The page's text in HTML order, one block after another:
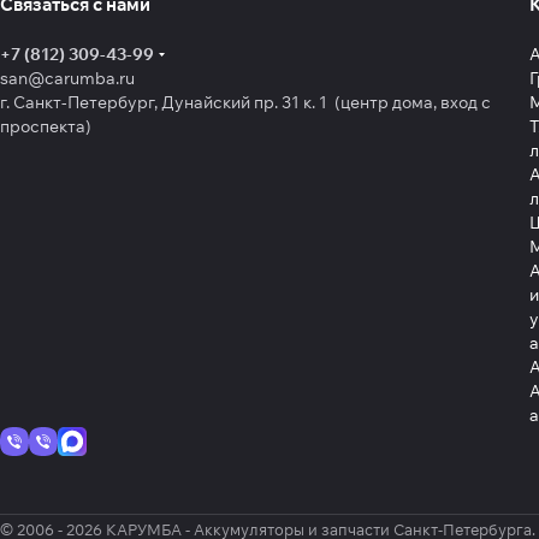
+7 (812) 309-43-99
san@carumba.ru
г. Санкт-Петербург, Дунайский пр. 31 к. 1 (центр дома, вход с
проспекта)
© 2006 - 2026 КАРУМБА - Аккумуляторы и запчасти Санкт-Петербурга.